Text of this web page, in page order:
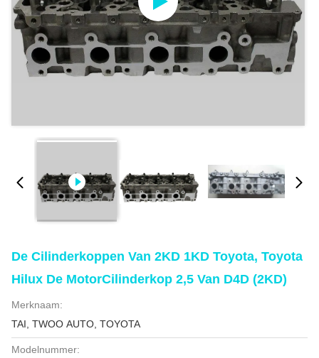
De Cilinderkoppen Van 2KD 1KD Toyota, Toyota
Hilux De MotorCilinderkop 2,5 Van D4D (2KD)
Merknaam:
TAI, TWOO AUTO, TOYOTA
Modelnummer: